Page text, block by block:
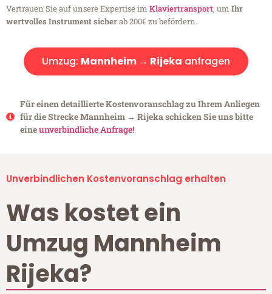
Vertrauen Sie auf unsere Expertise im Klaviertransport, um Ihr
wertvolles Instrument sicherab 200€ zu befördern.
Umzug: Mannheim → Rijeka anfragen
Für einen detaillierte Kostenvoranschlag zu Ihrem Anliegen
für die Strecke Mannheim → Rijeka schicken Sie uns bitte
eineunverbindliche Anfrage!
Unverbindlichen Kostenvoranschlag erhalten
Was kostet ein
Umzug Mannheim
Rijeka?